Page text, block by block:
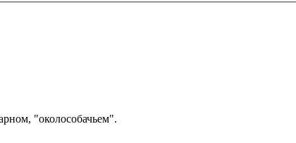
"околособачьем".